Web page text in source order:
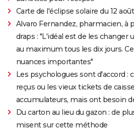
Carte de l'éclipse solaire du 12 août
Alvaro Fernandez, pharmacien, à
draps : "L'idéal est de les changer
au maximum tous les dix jours.
nuances importantes"
Les psychologues sont d'accord :
reçus ou les vieux tickets de
accumulateurs, mais ont besoin
Du carton au lieu du gazon : de
misent sur cette méthode